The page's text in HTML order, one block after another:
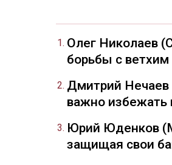
Олег Николаев
борьбы с
Дмитрий Нечаев
важно избежать
Юрий Юденков
защищая свои